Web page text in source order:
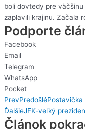
boli dovtedy pre
zaplavili krajinu. Začala
Podporte
Facebook
Email
Telegram
WhatsApp
Pocket
PrevPredošlé
ĎalšieJFK-veľký
Článok